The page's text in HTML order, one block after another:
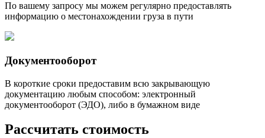
По вашему запросу мы можем регулярно предоставлять
информацию о местонахождении груза в пути
Документооборот
В короткие сроки предоставим всю закрывающую
документацию любым способом: электронный
документооборот (ЭДО), либо в бумажном виде
Рассчитать стоимость